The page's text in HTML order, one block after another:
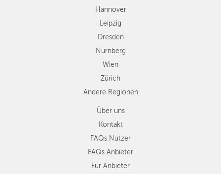
Andere
RegionenHannover
Leipzig
Dresden
Nürnberg
Wien
Zürich
Andere Regionen
Über uns
Kontakt
FAQs Nutzer
FAQs Anbieter
Für Anbieter